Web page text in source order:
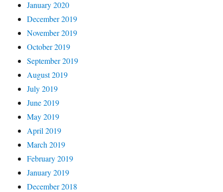
January 2020
December 2019
November 2019
October 2019
September 2019
August 2019
July 2019
June 2019
May 2019
April 2019
March 2019
February 2019
January 2019
December 2018